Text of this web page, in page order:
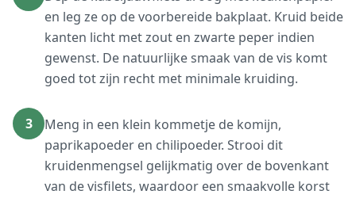
en leg ze op de voorbereide bakplaat. Kruid beide
kanten licht met zout en zwarte peper indien
gewenst. De natuurlijke smaak van de vis komt
goed tot zijn recht met minimale kruiding.
3
Meng in een klein kommetje de komijn,
paprikapoeder en chilipoeder. Strooi dit
kruidenmengsel gelijkmatig over de bovenkant
van de visfilets, waardoor een smaakvolle korst